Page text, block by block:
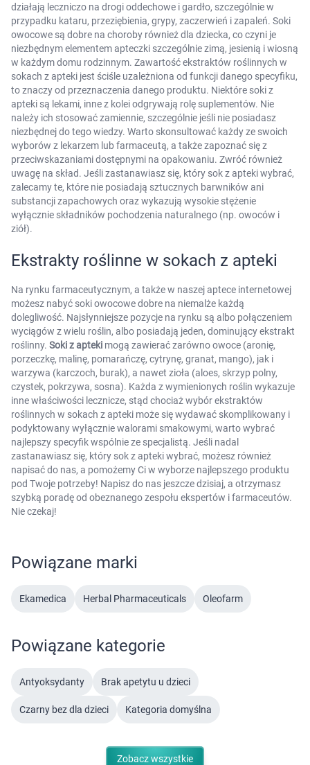
działają leczniczo na drogi oddechowe i gardło, szczególnie w
przypadku kataru, przeziębienia, grypy, zaczerwień i zapaleń. Soki
owocowe są dobre na choroby również dla dziecka, co czyni je
niezbędnym elementem apteczki szczególnie zimą, jesienią i wiosną
w każdym domu rodzinnym. Zawartość ekstraktów roślinnych w
sokach z apteki jest ściśle uzależniona od funkcji danego specyfiku,
to znaczy od przeznaczenia danego produktu. Niektóre soki z
apteki są lekami, inne z kolei odgrywają rolę suplementów. Nie
należy ich stosować zamiennie, szczególnie jeśli nie posiadasz
niezbędnej do tego wiedzy. Warto skonsultować każdy ze swoich
wyborów z lekarzem lub farmaceutą, a także zapoznać się z
przeciwskazaniami dostępnymi na opakowaniu. Zwróć również
uwagę na skład. Jeśli zastanawiasz się, który sok z apteki wybrać,
zalecamy te, które nie posiadają sztucznych barwników ani
substancji zapachowych oraz wykazują wysokie stężenie
wyłącznie składników pochodzenia naturalnego (np. owoców i
ziół).
Ekstrakty roślinne w sokach z apteki
Na rynku farmaceutycznym, a także w naszej aptece internetowej
możesz nabyć soki owocowe dobre na niemalże każdą
dolegliwość. Najsłynniejsze pozycje na rynku są albo połączeniem
wyciągów z wielu roślin, albo posiadają jeden, dominujący ekstrakt
roślinny. Soki z apteki mogą zawierać zarówno owoce (aronię,
porzeczkę, malinę, pomarańczę, cytrynę, granat, mango), jak i
warzywa (karczoch, burak), a nawet zioła (aloes, skrzyp polny,
czystek, pokrzywa, sosna). Każda z wymienionych roślin wykazuje
inne właściwości lecznicze, stąd chociaż wybór ekstraktów
roślinnych w sokach z apteki może się wydawać skomplikowany i
podyktowany wyłącznie walorami smakowymi, warto wybrać
najlepszy specyfik wspólnie ze specjalistą. Jeśli nadal
zastanawiasz się, który sok z apteki wybrać, możesz również
napisać do nas, a pomożemy Ci w wyborze najlepszego produktu
pod Twoje potrzeby! Napisz do nas jeszcze dzisiaj, a otrzymasz
szybką poradę od obeznanego zespołu ekspertów i farmaceutów.
Nie czekaj!
Powiązane marki
Ekamedica Herbal Pharmaceuticals Oleofarm
Powiązane kategorie
Antyoksydanty Brak apetytu u dzieci
Czarny bez dla dzieci Kategoria domyślna
Zobacz wszystkie